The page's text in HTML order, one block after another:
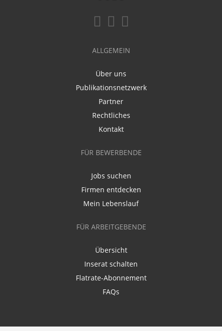
ALLGEMEIN
Über uns
Publikationsnetzwerk
Partner
Rechtliches
Kontakt
FÜR BEWERBENDE
Jobs suchen
Firmen entdecken
Mein Lebenslauf
FÜR ARBEITGEBENDE
Übersicht
Inserat schalten
Flatrate-Abonnement
FAQs